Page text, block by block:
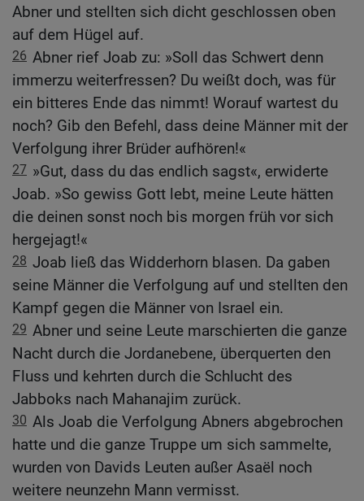
Abner und stellten sich dicht geschlossen oben
auf dem Hügel auf.
26 Abner rief Joab zu: »Soll das Schwert denn
immerzu weiterfressen? Du weißt doch, was für
ein bitteres Ende das nimmt! Worauf wartest du
noch? Gib den Befehl, dass deine Männer mit der
Verfolgung ihrer Brüder aufhören!«
27 »Gut, dass du das endlich sagst«, erwiderte
Joab. »So gewiss Gott lebt, meine Leute hätten
die deinen sonst noch bis morgen früh vor sich
hergejagt!«
28 Joab ließ das Widderhorn blasen. Da gaben
seine Männer die Verfolgung auf und stellten den
Kampf gegen die Männer von Israel ein.
29 Abner und seine Leute marschierten die ganze
Nacht durch die Jordanebene, überquerten den
Fluss und kehrten durch die Schlucht des
Jabboks nach Mahanajim zurück.
30 Als Joab die Verfolgung Abners abgebrochen
hatte und die ganze Truppe um sich sammelte,
wurden von Davids Leuten außer Asaël noch
weitere neunzehn Mann vermisst.